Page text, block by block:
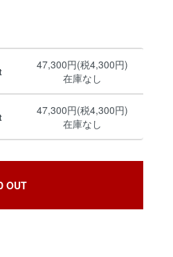
47,300円(税4,300円)
在庫なし
47,300円(税4,300円)
在庫なし
OUT